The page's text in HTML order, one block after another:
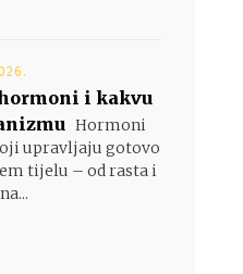
i kakvu
Hormoni
upravljaju gotovo
tijelu – od rasta i